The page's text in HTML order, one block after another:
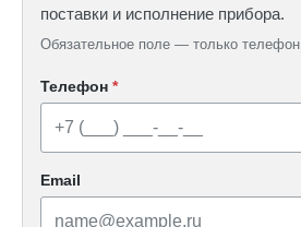
поставки и исполнение прибора.
Обязательное поле — только телефон.
Телефон *
Email